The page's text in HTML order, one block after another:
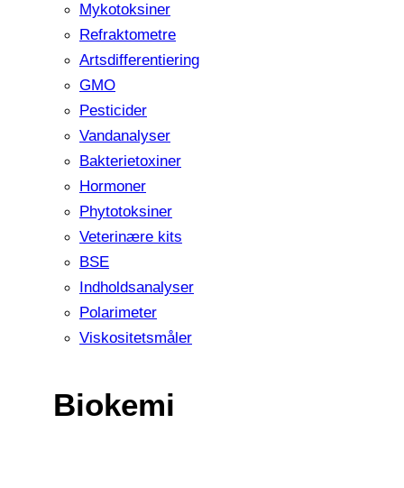
Mykotoksiner
Refraktometre
Artsdifferentiering
GMO
Pesticider
Vandanalyser
Bakterietoxiner
Hormoner
Phytotoksiner
Veterinære kits
BSE
Indholdsanalyser
Polarimeter
Viskositetsmåler
Biokemi